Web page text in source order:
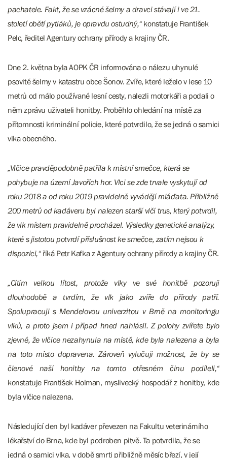
pachatele. Fakt, že se vzácné šelmy a dravci stávají i ve 21.
století obětí pytláků, je opravdu ostudný,“ konstatuje František
Pelc, ředitel Agentury ochrany přírody a krajiny ČR.
Dne 2. května byla AOPK ČR informována o nálezu uhynulé
psovité šelmy v katastru obce Šonov. Zvíře, které leželo v lese 10
metrů od málo používané lesní cesty, nalezli motorkáři a podali o
něm zprávu uživateli honitby. Proběhlo ohledání na místě za
přítomnosti kriminální policie, které potvrdilo, že se jedná o samici
vlka obecného.
„Vlčice pravděpodobně patřila k místní smečce, která se
pohybuje na území Javořích hor. Vlci se zde trvale vyskytují od
roku 2018 a od roku 2019 pravidelně vyvádějí mláďata. Přibližně
200 metrů od kadáveru byl nalezen starší vlčí trus, který potvrdil,
že vlk místem pravidelně procházel. Výsledky genetické analýzy,
které s jistotou potvrdí příslušnost ke smečce, zatím nejsou k
dispozici,“říká Petr Kafka z Agentury ochrany přírody a krajiny ČR.
„Cítím velkou lítost, protože vlky ve své honitbě pozoruji
dlouhodobě a tvrdím, že vlk jako zvíře do přírody patří.
Spolupracuji s Mendelovou univerzitou v Brně na monitoringu
vlků, a proto jsem i případ hned nahlásil. Z polohy zvířete bylo
zjevné, že vlčice nezahynula na místě, kde byla nalezena a byla
na toto místo dopravena. Zároveň vylučuji možnost, že by se
členové naší honitby na tomto otřesném činu podíleli,“
konstatuje František Holman, myslivecký hospodář z honitby, kde
byla vlčice nalezena.
Následující den byl kadáver převezen na Fakultu veterinárního
lékařství do Brna, kde byl podroben pitvě. Ta potvrdila, že se
jedná o samici vlka, v době smrti přibližně měsíc březí, v její